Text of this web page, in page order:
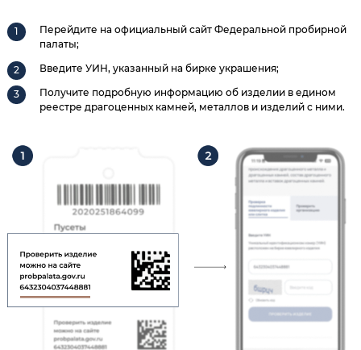
Перейдите на официальный сайт Федеральной пробирной
палаты;
Введите УИН, указанный на бирке украшения;
Получите подробную информацию об изделии в едином
реестре драгоценных камней, металлов и изделий с ними.